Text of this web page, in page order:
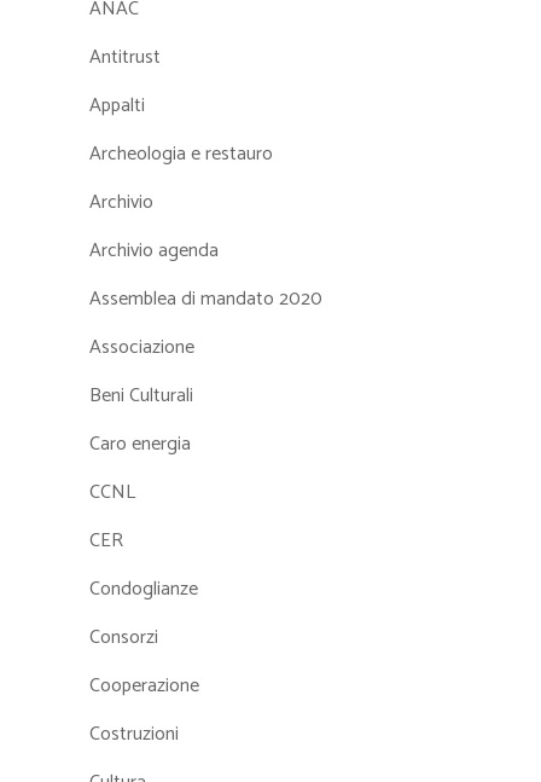
ANAC
Antitrust
Appalti
Archeologia e restauro
Archivio
Archivio agenda
Assemblea di mandato 2020
Associazione
Beni Culturali
Caro energia
CCNL
CER
Condoglianze
Consorzi
Cooperazione
Costruzioni